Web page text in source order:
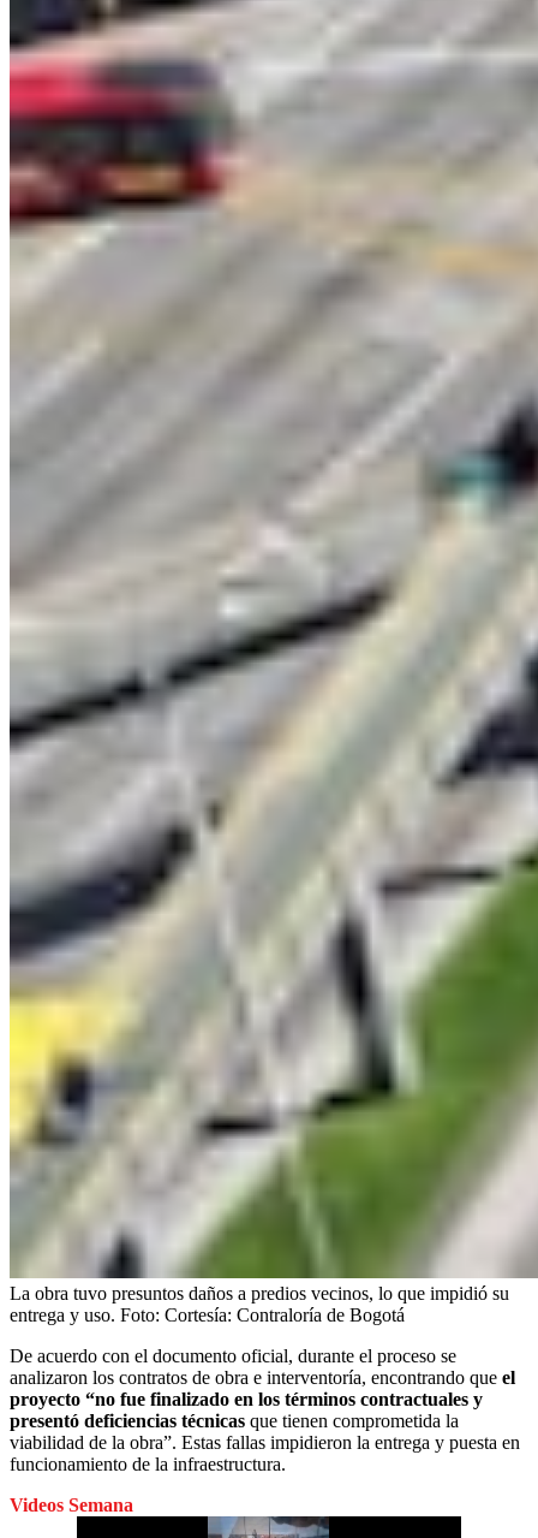
La obra tuvo presuntos daños a predios vecinos, lo que impidió su
entrega y uso. Foto: Cortesía: Contraloría de Bogotá
De acuerdo con el documento oficial, durante el proceso se
analizaron los contratos de obra e interventoría, encontrando que el
proyecto “no fue finalizado en los términos contractuales y
presentó deficiencias técnicas que tienen comprometida la
viabilidad de la obra”. Estas fallas impidieron la entrega y puesta en
funcionamiento de la infraestructura.
Videos Semana